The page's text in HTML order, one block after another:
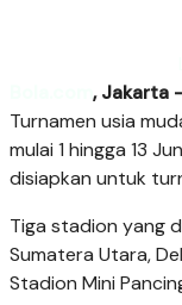
, Jakarta -
Turnamen usia
mulai 1 hingga 13
disiapkan untuk
Tiga stadion yang
Sumatera Utara,
Stadion Mini